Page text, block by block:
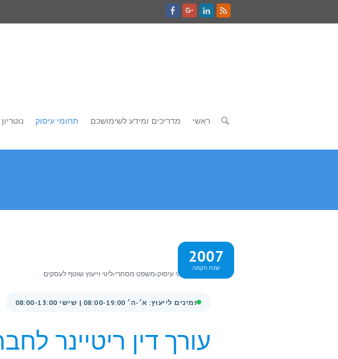
תחומי עיסוק מדריכים ומידע לשימושכם ראשי
ראשי תחומי עיסוק›משפט מסחרי›ליווי וייעוץ שוטף לעסקים
זמינים לייעוץ: א׳-ה׳ 08:00-19:00 | שישי 08:00-13:00
עורך דין ריטיינר
2007
שנת הקמה